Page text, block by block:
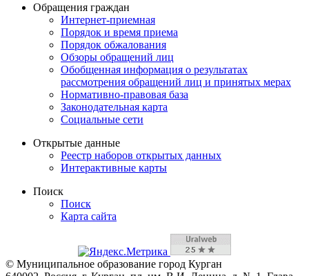
Обращения граждан
Интернет-приемная
Порядок и время приема
Порядок обжалования
Обзоры обращений лиц
Обобщенная информация о результатах
рассмотрения обращений лиц и принятых мерах
Нормативно-правовая база
Законодательная карта
Социальные сети
Открытые данные
Реестр наборов открытых данных
Интерактивные карты
Поиск
Поиск
Карта сайта
© Муниципальное образование город Курган